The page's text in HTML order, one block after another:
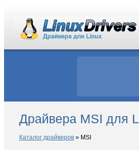
Драйвера MSI для
Каталог драйверов » MSI